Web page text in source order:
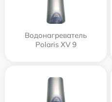
Водонагреватель
Polaris XV 9